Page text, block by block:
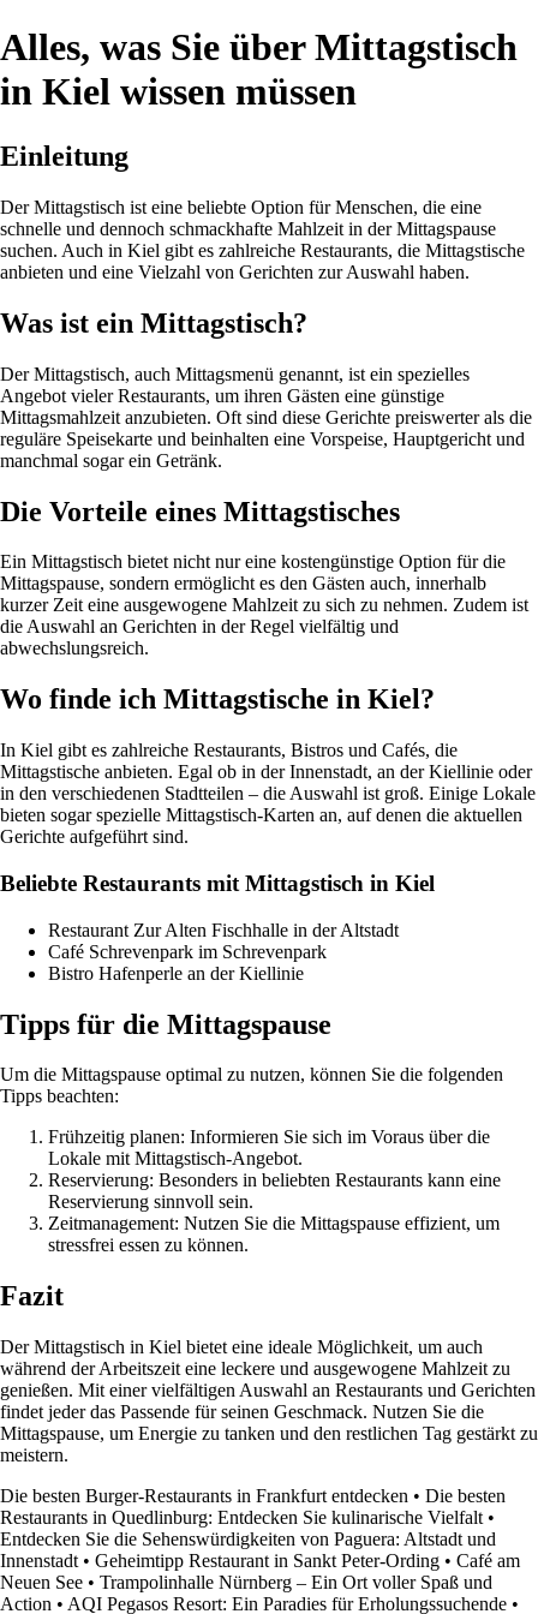
Alles, was Sie über Mittagstisch
in Kiel wissen müssen
Einleitung
Der Mittagstisch ist eine beliebte Option für Menschen, die eine
schnelle und dennoch schmackhafte Mahlzeit in der Mittagspause
suchen. Auch in Kiel gibt es zahlreiche Restaurants, die Mittagstische
anbieten und eine Vielzahl von Gerichten zur Auswahl haben.
Was ist ein Mittagstisch?
Der Mittagstisch, auch Mittagsmenü genannt, ist ein spezielles
Angebot vieler Restaurants, um ihren Gästen eine günstige
Mittagsmahlzeit anzubieten. Oft sind diese Gerichte preiswerter als die
reguläre Speisekarte und beinhalten eine Vorspeise, Hauptgericht und
manchmal sogar ein Getränk.
Die Vorteile eines Mittagstisches
Ein Mittagstisch bietet nicht nur eine kostengünstige Option für die
Mittagspause, sondern ermöglicht es den Gästen auch, innerhalb
kurzer Zeit eine ausgewogene Mahlzeit zu sich zu nehmen. Zudem ist
die Auswahl an Gerichten in der Regel vielfältig und
abwechslungsreich.
Wo finde ich Mittagstische in Kiel?
In Kiel gibt es zahlreiche Restaurants, Bistros und Cafés, die
Mittagstische anbieten. Egal ob in der Innenstadt, an der Kiellinie oder
in den verschiedenen Stadtteilen – die Auswahl ist groß. Einige Lokale
bieten sogar spezielle Mittagstisch-Karten an, auf denen die aktuellen
Gerichte aufgeführt sind.
Beliebte Restaurants mit Mittagstisch in Kiel
Restaurant Zur Alten Fischhalle in der Altstadt
Café Schrevenpark im Schrevenpark
Bistro Hafenperle an der Kiellinie
Tipps für die Mittagspause
Um die Mittagspause optimal zu nutzen, können Sie die folgenden
Tipps beachten:
Frühzeitig planen: Informieren Sie sich im Voraus über die
Lokale mit Mittagstisch-Angebot.
Reservierung: Besonders in beliebten Restaurants kann eine
Reservierung sinnvoll sein.
Zeitmanagement: Nutzen Sie die Mittagspause effizient, um
stressfrei essen zu können.
Fazit
Der Mittagstisch in Kiel bietet eine ideale Möglichkeit, um auch
während der Arbeitszeit eine leckere und ausgewogene Mahlzeit zu
genießen. Mit einer vielfältigen Auswahl an Restaurants und Gerichten
findet jeder das Passende für seinen Geschmack. Nutzen Sie die
Mittagspause, um Energie zu tanken und den restlichen Tag gestärkt zu
meistern.
Die besten Burger-Restaurants in Frankfurt entdecken • Die besten
Restaurants in Quedlinburg: Entdecken Sie kulinarische Vielfalt •
Entdecken Sie die Sehenswürdigkeiten von Paguera: Altstadt und
Innenstadt • Geheimtipp Restaurant in Sankt Peter-Ording • Café am
Neuen See • Trampolinhalle Nürnberg – Ein Ort voller Spaß und
Action • AQI Pegasos Resort: Ein Paradies für Erholungssuchende •